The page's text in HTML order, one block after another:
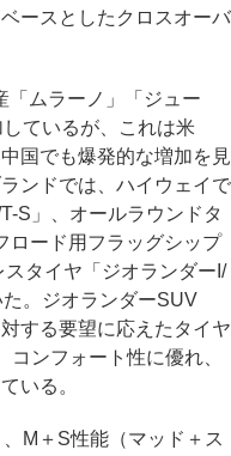
ースとしたクロスオーバ
ムラーノ」「ジュー
ているが、これは米
国でも爆発的な増加を見
ンドでは、ハイウェイで
S」、オールラウンドタ
ロード用フラッグシップ
スタイヤ「ジオランダーI/
。ジオランダーSUV
する要望に応えたタイヤ
ンフォート性に優れ、
いる。
M＋S性能（マッド＋ス